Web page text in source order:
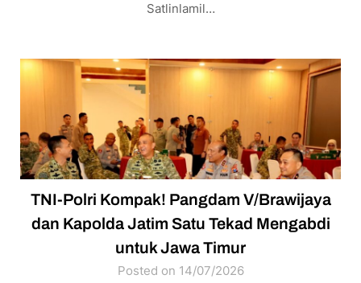
Satlinlamil…
TNI-Polri Kompak! Pangdam V/Brawijaya
dan Kapolda Jatim Satu Tekad Mengabdi
untuk Jawa Timur
Posted on 14/07/2026